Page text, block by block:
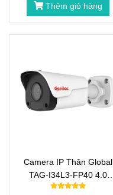
Thêm giỏ hàng
Camera IP Thân Global
TAG-I34L3-FP40 4.0
Megapixel